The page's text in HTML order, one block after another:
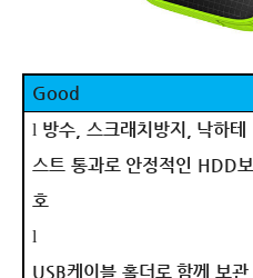
Good
l 방수 스크래치방지
낙하테
스트 통과로 안정적인 HDD보
호
l
USB케이블 홀더로 함께 보관